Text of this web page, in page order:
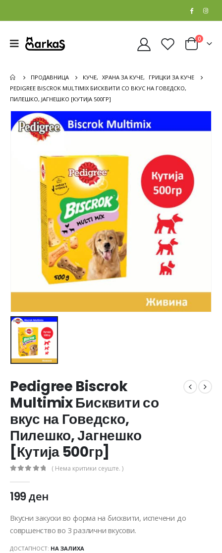
0
ПРОДАВНИЦА КУЧЕ, ХРАНА ЗА КУЧЕ,
ГРИЦКИ ЗА КУЧЕ
PEDIGREE BISCROK MULTIMIX БИСКВИТИ СО ВКУС НА ГОВЕДСКО,
ПИЛЕШКО, ЈАГНЕШКО [КУТИЈА 500ГР]
Pedigree Biscrok
Multimix Бисквити со
вкус на Говедско,
Пилешко, Јагнешко
[Кутија 500гр]
( Нема критики сеуште. )
199ден
Вкусни закуски во форма на бисквити, испечени до
совршенство во 3 различни вкусови.
ДОСТАПНОСТ: НА ЗАЛИХА